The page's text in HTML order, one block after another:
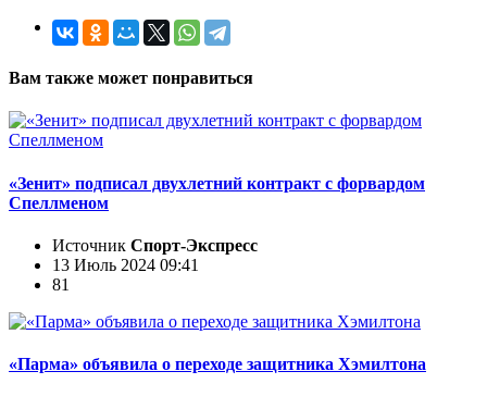
Вам также может понравиться
«Зенит» подписал двухлетний контракт с форвардом
Спеллменом
Источник Спорт-Экспресс
13 Июль 2024 09:41
81
«Парма» объявила о переходе защитника Хэмилтона